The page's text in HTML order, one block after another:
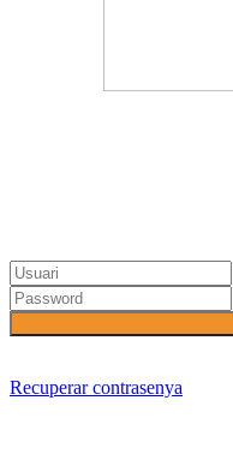
Recuperar contrasenya